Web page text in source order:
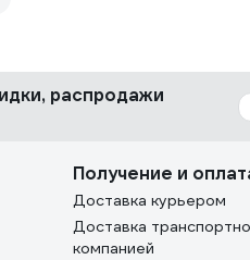
распродажи
Получение и
Доставка курьером
Доставка
компанией